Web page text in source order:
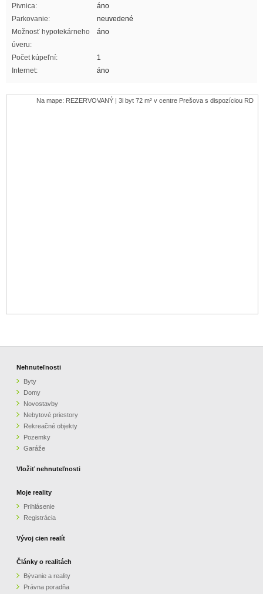
Pivnica:
áno
Parkovanie:
neuvedené
Možnosť hypotekárneho
úveru:
áno
Počet kúpeľní:
1
Internet:
áno
Na mape: REZERVOVANÝ | 3i byt 72 m² v centre Prešova s dispozíciou RD
Nehnuteľnosti
Byty
Domy
Novostavby
Nebytové priestory
Rekreačné objekty
Pozemky
Garáže
Vložiť nehnuteľnosti
Moje reality
Prihlásenie
Registrácia
Vývoj cien realít
Články o realitách
Bývanie a reality
Právna poradňa